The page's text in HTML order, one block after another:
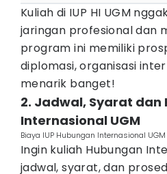
Kuliah di IUP HI UGM
jaringan profesional dan
program ini memiliki
diplomasi, organisasi
menarik banget!
2. Jadwal, Syarat dan
Internasional UGM
Biaya IUP Hubungan Internasional
Ingin kuliah Hubungan
jadwal, syarat, dan